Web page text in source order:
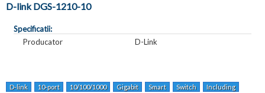
D-link DGS-1210-10
Specificatii:
Producator
D-Link
D-link 10-port 10/100/1000 Gigabit Smart Switch Including